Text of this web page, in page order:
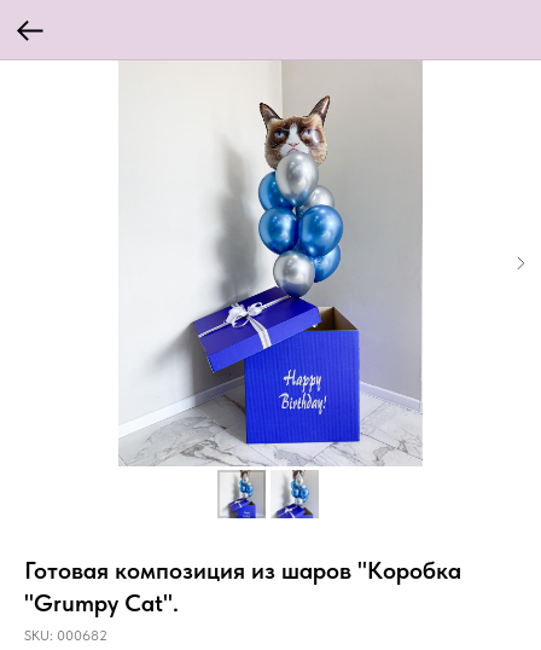
Готовая композиция из шаров "Коробка
"Grumpy Cat".
SKU: 000682